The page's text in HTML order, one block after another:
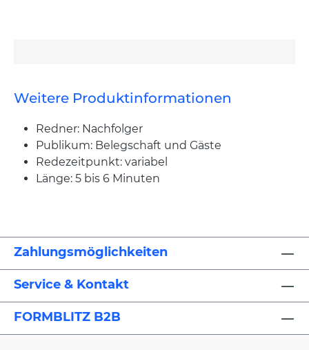
Weitere Produktinformationen
Redner: Nachfolger
Publikum: Belegschaft und Gäste
Redezeitpunkt: variabel
Länge: 5 bis 6 Minuten
Zahlungsmöglichkeiten
Service & Kontakt
FORMBLITZ B2B